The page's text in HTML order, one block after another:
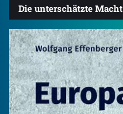
Die unterschätzte Macht